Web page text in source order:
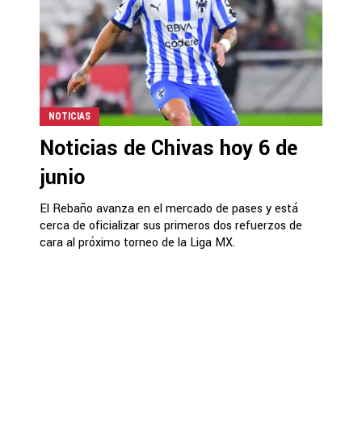
NOTICIAS
Noticias de Chivas hoy 6 de
junio
El Rebaño avanza en el mercado de pases y está
cerca de oficializar sus primeros dos refuerzos de
cara al próximo torneo de la Liga MX.